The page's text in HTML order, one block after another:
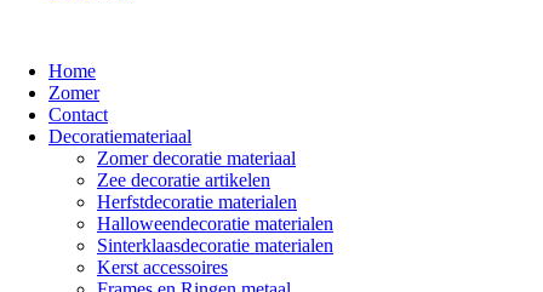
Home
Zomer
Contact
Decoratiemateriaal
Zomer decoratie materiaal
Zee decoratie artikelen
Herfstdecoratie materialen
Halloweendecoratie materialen
Sinterklaasdecoratie materialen
Kerst accessoires